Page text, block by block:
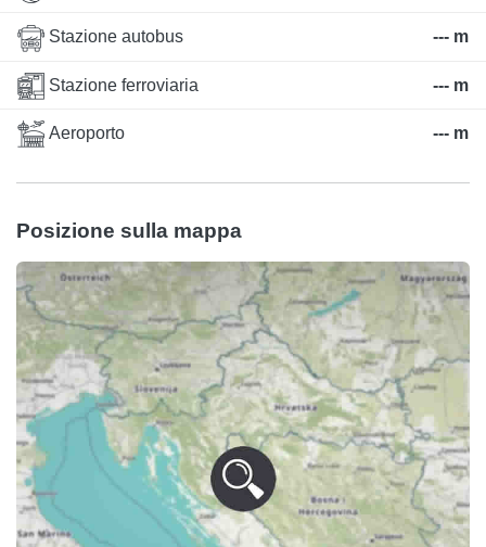
Stazione autobus --- m
Stazione ferroviaria --- m
Aeroporto --- m
Posizione sulla mappa